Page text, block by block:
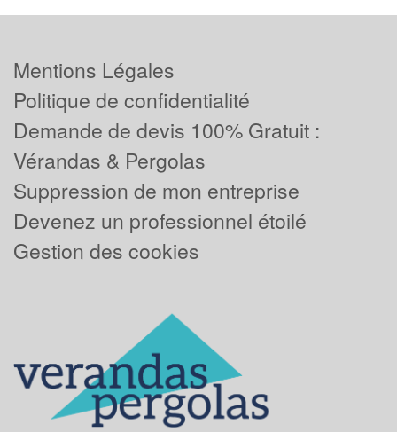
Mentions Légales
Politique de confidentialité
Demande de devis 100% Gratuit :
Vérandas & Pergolas
Suppression de mon entreprise
Devenez un professionnel étoilé
Gestion des cookies